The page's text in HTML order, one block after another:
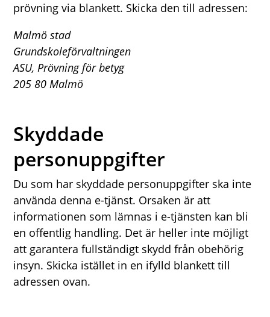
prövning via blankett. Skicka den till adressen:
Malmö stad
Grundskoleförvaltningen
ASU, Prövning för betyg
205 80 Malmö
Skyddade
personuppgifter
Du som har skyddade personuppgifter ska inte
använda denna e-tjänst. Orsaken är att
informationen som lämnas i e-tjänsten kan bli
en offentlig handling. Det är heller inte möjligt
att garantera fullständigt skydd från obehörig
insyn. Skicka istället in en ifylld blankett till
adressen ovan.